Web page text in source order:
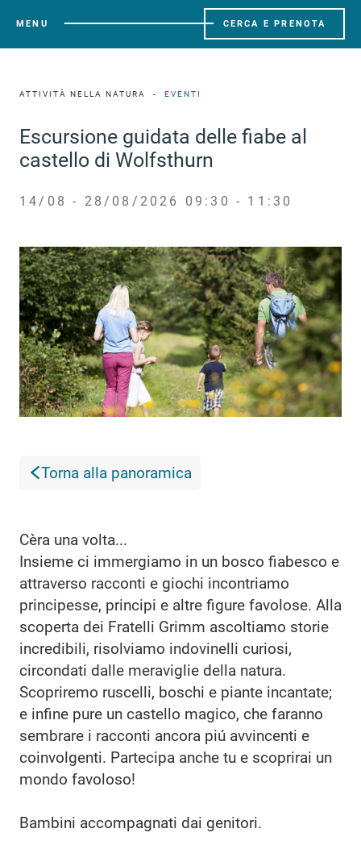
MENU CERCA E PRENOTA
ATTIVITÀ NELLA NATURA EVENTI
Escursione guidata delle fiabe al
castello di Wolfsthurn
14/08 - 28/08/2026 09:30 - 11:30
Torna alla panoramica
Cèra una volta...
Insieme ci immergiamo in un bosco fiabesco e
attraverso racconti e giochi incontriamo
principesse, principi e altre figure favolose. Alla
scoperta dei Fratelli Grimm ascoltiamo storie
incredibili, risolviamo indovinelli curiosi,
circondati dalle meraviglie della natura.
Scopriremo ruscelli, boschi e piante incantate;
e infine pure un castello magico, che faranno
sembrare i racconti ancora piú avvincenti e
coinvolgenti. Partecipa anche tu e scoprirai un
mondo favoloso!
Bambini accompagnati dai genitori.